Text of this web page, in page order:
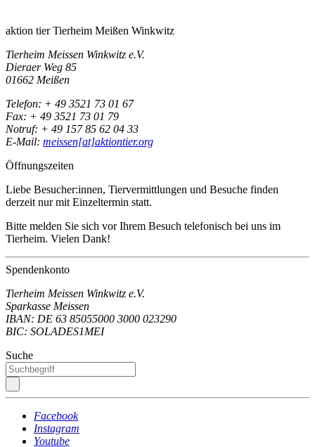
aktion tier Tierheim Meißen Winkwitz
Tierheim Meissen Winkwitz e.V.
Dieraer Weg 85
01662 Meißen
Telefon: + 49 3521 73 01 67
Fax: + 49 3521 73 01 79
Notruf: + 49 157 85 62 04 33
E-Mail: meissen[at]aktiontier.org
Öffnungszeiten
Liebe Besucher:innen, Tiervermittlungen und Besuche finden
derzeit nur mit Einzeltermin statt.
Bitte melden Sie sich vor Ihrem Besuch telefonisch bei uns im
Tierheim. Vielen Dank!
Spendenkonto
Tierheim Meissen Winkwitz e.V.
Sparkasse Meissen
IBAN: DE 63 85055000 3000 023290
BIC: SOLADES1MEI
Suche
Facebook
Instagram
Youtube